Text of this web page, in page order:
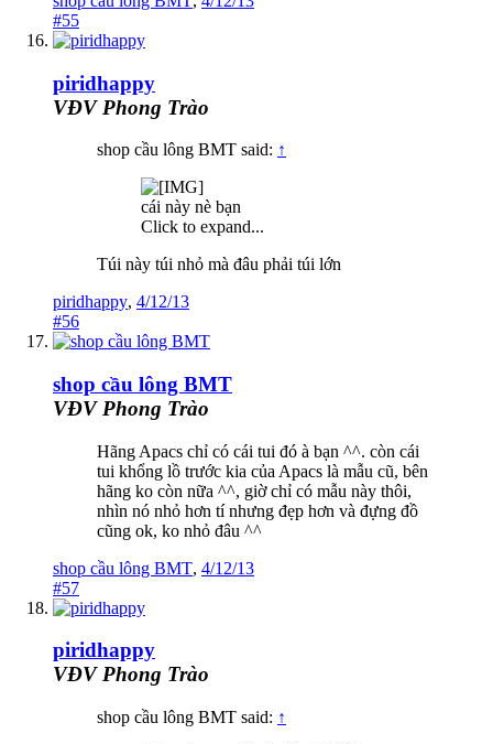
#55
piridhappy
VĐV Phong Trào
shop cầu lông BMT said: ↑
cái này nè bạn
Click to expand...
Túi này túi nhỏ mà đâu phải túi lớn
piridhappy, 4/12/13
#56
shop cầu lông BMT
VĐV Phong Trào
Hãng Apacs chỉ có cái tui đó à bạn ^^. còn cái
tui khổng lồ trước kia của Apacs là mẫu cũ, bên
hãng ko còn nữa ^^, giờ chỉ có mẫu này thôi,
nhìn nó nhỏ hơn tí nhưng đẹp hơn và đựng đồ
cũng ok, ko nhỏ đâu ^^
shop cầu lông BMT, 4/12/13
#57
piridhappy
VĐV Phong Trào
shop cầu lông BMT said: ↑